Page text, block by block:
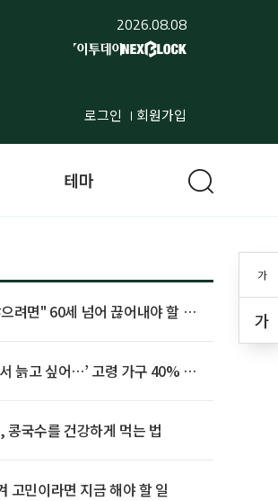
2026.08.08
로그인 회원가입
가
가
테마
려면" 60세 넘어 끊어내야 할 사
늙고 싶어…’ 고령 가구 40% 노
콩국수를 건강하게 먹는 법
고민이라면 지금 해야 할 일